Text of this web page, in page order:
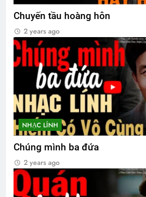
2 Years Ago
LỜI YÊU CHƯA ĐỦ
3 Years Ago
Nhị vị THT chúc
3 Years Ago
2 Years Ago
Chuyến tầu hoàng hôn
2 years ago
NHẠC LÍNH
Chúng mình ba đứa
2 years ago